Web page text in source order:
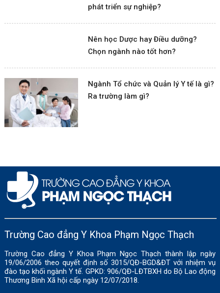
phát triển sự nghiệp?
Nên học Dược hay Điều dưỡng?
Chọn ngành nào tốt hơn?
Ngành Tổ chức và Quản lý Y tế là gì?
Ra trường làm gì?
Trường Cao đẳng Y Khoa Phạm Ngọc Thạch
Trường Cao đẳng Y Khoa Phạm Ngọc Thạch thành lập ngày
19/06/2006 theo quyết định số 3015/QĐ-BGD&ĐT với nhiệm vụ
đào tạo khối ngành Y tế. GPKD: 906/QĐ-LĐTBXH do Bộ Lao động
Thương Binh Xã hội cấp ngày 12/07/2018.